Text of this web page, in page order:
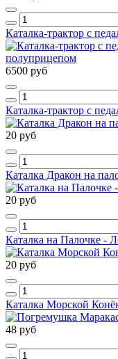
Каталка-трактор с
6500 руб
Каталка-трактор с
20 руб
Каталка Дракон на
20 руб
Каталка на Палочке -
20 руб
Каталка Морской
48 руб